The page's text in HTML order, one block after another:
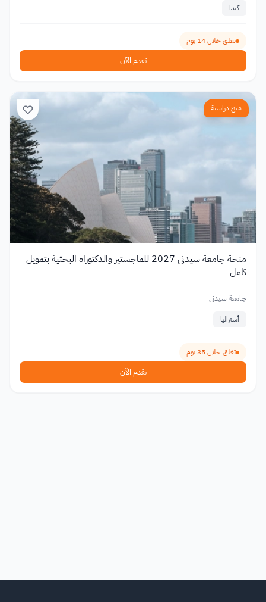
كندا
تغلق خلال 14 يوم
تقدم الآن
منح دراسية
منحة جامعة سيدني 2027 للماجستير والدكتوراه البحثية بتمويل
كامل
جامعة سيدني
أستراليا
تغلق خلال 35 يوم
تقدم الآن